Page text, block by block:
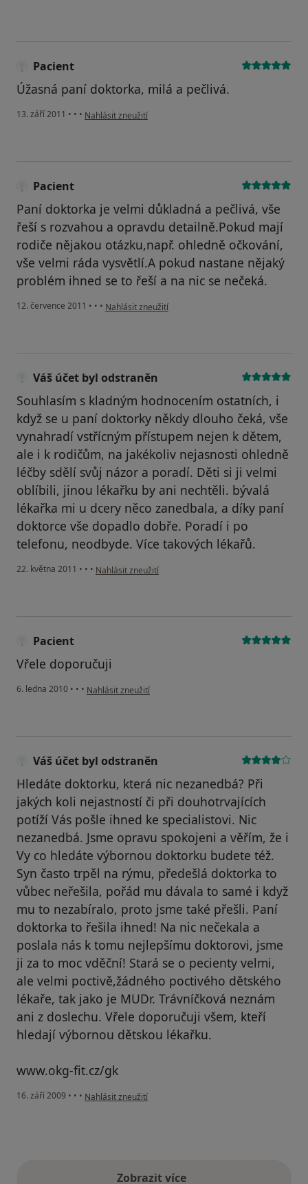
Pacient
Úžasná paní doktorka, milá a pečlivá.
13. září 2011 • • • podle názoru uživatele Pacient
Nahlásit zneužití
Pacient
Paní doktorka je velmi důkladná a pečlivá, vše
řeší s rozvahou a opravdu detailně.Pokud mají
rodiče nějakou otázku,např. ohledně očkování,
vše velmi ráda vysvětlí.A pokud nastane nějaký
problém ihned se to řeší a na nic se nečeká.
12. července 2011 • • • podle názoru uživatele Pacient
Nahlásit zneužití
Váš účet byl odstraněn
Souhlasím s kladným hodnocením ostatních, i
když se u paní doktorky někdy dlouho čeká, vše
vynahradí vstřícným přístupem nejen k dětem,
ale i k rodičům, na jakékoliv nejasnosti ohledně
léčby sdělí svůj názor a poradí. Děti si ji velmi
oblíbili, jinou lékařku by ani nechtěli. bývalá
lékařka mi u dcery něco zanedbala, a díky paní
doktorce vše dopadlo dobře. Poradí i po
telefonu, neodbyde. Více takových lékařů.
22. května 2011 • • • podle názoru uživatele Váš účet byl odstraněn
Nahlásit zneužití
Pacient
Vřele doporučuji
6. ledna 2010 • • • podle názoru uživatele Pacient
Nahlásit zneužití
Váš účet byl odstraněn
Hledáte doktorku, která nic nezanedbá? Při
jakých koli nejastností či při douhotrvajících
potíží Vás pošle ihned ke specialistovi. Nic
nezanedbá. Jsme opravu spokojeni a věřím, že i
Vy co hledáte výbornou doktorku budete též.
Syn často trpěl na rýmu, předešlá doktorka to
vůbec neřešila, pořád mu dávala to samé i když
mu to nezabíralo, proto jsme také přešli. Paní
doktorka to řešila ihned! Na nic nečekala a
poslala nás k tomu nejlepšímu doktorovi, jsme
ji za to moc vděční! Stará se o pecienty velmi,
ale velmi poctivě,žádného poctivého dětského
lékaře, tak jako je MUDr. Trávníčková neznám
ani z doslechu. Vřele doporučuji všem, kteří
hledají výbornou dětskou lékařku.
www.okg-fit.cz/gk
16. září 2009 • • • podle názoru uživatele Váš účet byl odstraněn
Nahlásit zneužití
Zobrazit více